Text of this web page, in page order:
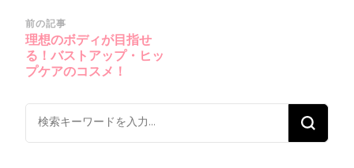
投
稿
ナ
ゲ
ー
前の記事
理想のボディが目指せ
る！バストアップ・ヒッ
プケアのコスメ！
な
に